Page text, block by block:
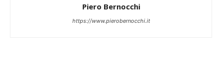
Piero Bernocchi
https://www.pierobernocchi.it